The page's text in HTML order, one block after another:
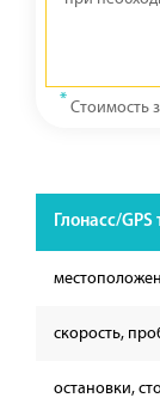
* Стоимость
Глонасс/
скорость,
остановки,